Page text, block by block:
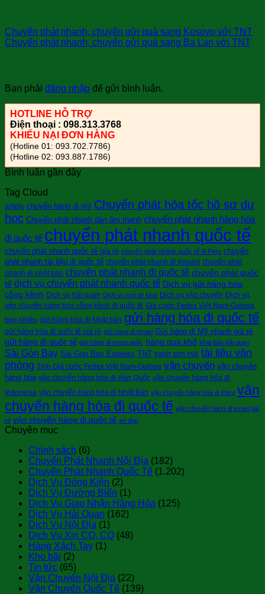
Chuyển phát nhanh, chuyển gửi quà sang Kosovo với TNT
Chuyển phát nhanh, chuyển gửi quà sang Ba Lan với TNT
Bạn phải đăng nhập để gửi bình luận.
HOTLINE HỖ TRỢ
Điện thoại : 098.313.3768
KHIẾU NẠI ĐƠN HÀNG
(Hotline 01: 093.702.7786)
(Hotline 02: 093.887.1786)
Bình luận gần đây
Tag Cloud
amply chuyển hàng đi mỹ Chuyển phát hỏa tốc hồ sơ du
học Chuyển phát nhanh dàn âm thanh chuyển phát nhanh hàng hóa
đi quốc tế chuyển phát nhanh quốc tế
chuyển phát nhanh quốc tế giá rẻ chuyển phát nhanh quốc tế đi Peru chuyển
phát nhanh tài liệu đi quốc tế chuyển phát nhanh đi Ireland chuyển phát
nhanh đi nhật bản chuyển phát nhanh đi quốc tế chuyển phát quốc
tế dịch vụ chuyển phát nhanh quốc tế Dịch vụ gửi hàng hóa
cồng kềnh Dịch vụ hải quan Dịch vụ mở tờ khai Dịch vụ vận chuyển Dịch vụ
vận chuyển hàng hóa cồng kềnh đi quốc tê Giá cước Fedex Việt Nam-Guinea
bao nhiêu gửi hàng hóa đi Nhật bản gửi hàng hóa đi quốc tế
gửi hàng hóa đi quốc tế giá rẻ gửi hàng đi Israel Gửi hàng đi Mỹ nhanh giá rẻ
gửi hàng đi quốc tế gửi hàng đi trung quốc hàng quá khổ khai báo hải quan
Sài Gòn Bay Sài Gòn Bay Express TNT tranh sơn mài tài liệu văn
phòng Tính Giá cước Fedex Việt Nam-Guinea vận chuyển vận chuyển
hàng hóa vận chuyển hàng hóa đi Hàn Quốc vận chuyển hàng hóa đi
indonesia vận chuyển hàng hóa đi Nhật Bản vận chuyển hàng hóa đi Peru vận
chuyển hàng hóa đi quốc tế vận chuyển hàng đi israel giá
rẻ vận chuyển hàng đi quốc tế xe đạp
Chuyên mục
Chính sách (6)
Chuyển Phát Nhanh Nội Địa (182)
Chuyển Phát Nhanh Quốc Tế (1.202)
Dịch Vụ Đóng Kiện (2)
Dịch Vụ Đường Biển (1)
Dịch Vụ Giao Nhận Hàng Hóa (125)
Dịch Vụ Hải Quan (162)
Dịch Vụ Nội Địa (1)
Dịch Vụ Xin CO, CQ (48)
Hàng Xách Tay (1)
Kho bãi (2)
Tin tức (65)
Vận Chuyển Nội Địa (22)
Vận Chuyển Quốc Tế (139)